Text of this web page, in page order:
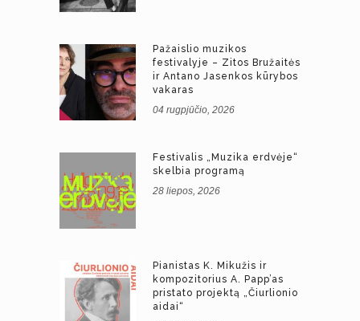
Pažaislio muzikos
festivalyje – Zitos Bružaitės
ir Antano Jasenkos kūrybos
vakaras
04 rugpjūčio, 2026
Festivalis „Muzika erdvėje“
skelbia programą
28 liepos, 2026
Pianistas K. Mikužis ir
kompozitorius A. Papp’as
pristato projektą „Čiurlionio
aidai“